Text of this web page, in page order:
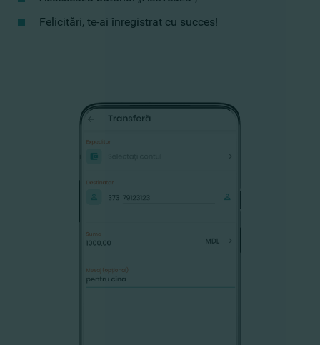
Felicitări, te-ai înregistrat cu succes!